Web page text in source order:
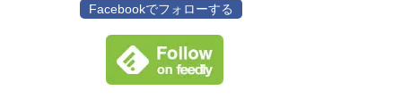
Facebookでフォローする